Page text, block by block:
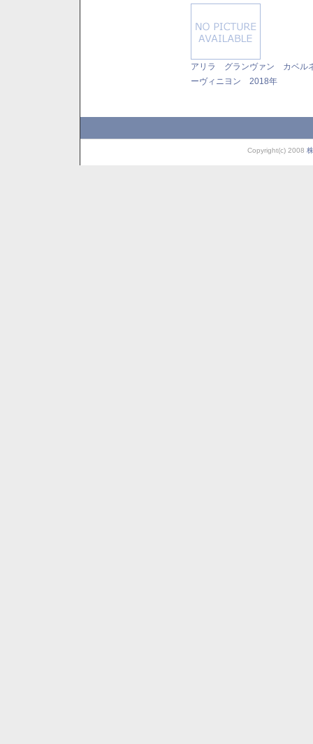
アリラ グランヴァン カベル
ーヴィニヨン 2018年
Copyright(c) 2008